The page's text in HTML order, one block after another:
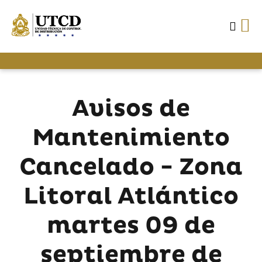
Avisos de
Mantenimiento
Cancelado - Zona
Litoral Atlántico
martes 09 de
septiembre de